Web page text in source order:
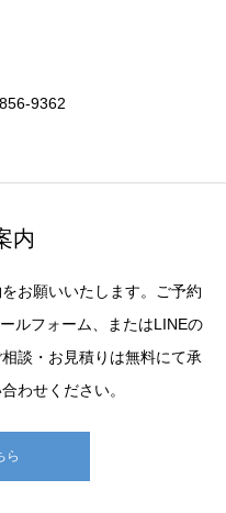
9362
内
お願いいたします。ご予約
ルフォーム、またはLINEの
談・お見積りは無料にて承
わせください。
ら